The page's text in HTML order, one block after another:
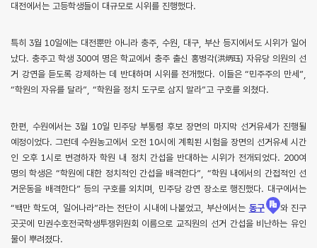
대전에서는 고등학생들이 대규모로 시위를 진행했다.
특히 3월 10일에는 대전뿐만 아니라 충주, 수원, 대구, 부산 등지에서도 시위가 일어
났다. 충주고 학생 300여 명은 학교에서 충주 출신 홍병각(洪炳珏) 자유당 의원의 선
거 강연을 듣도록 강제하는 데 반대하며 시위를 전개했다. 이들은 “민주주의 만세”,
“학원의 자유를 달라”, “학원을 정치 도구로 삼지 말라”고 구호를 외쳤다.
한편, 수원에서는 3월 10일 민주당 부통령 후보 장면의 마지막 선거유세가 진행될
예정이었다. 그런데 수원농고에서 오전 10시에 계획된 시험을 장면의 선거유세 시간
인 오후 1시로 변경하자 학원 내 정치 간섭을 반대하는 시위가 전개되었다. 200여
명의 학생은 “학원에 대한 정치적인 간섭을 배격한다”, “학원 내에서의 간접적인 선
거운동을 배격한다” 등의 구호를 외치며, 민주당 강연 장소로 행진했다. 대구에서는
“백만 학도여, 일어나라”라는 전단이 시내에 나붙었고, 부산에서는 동구
와 진구
곳곳에 민권수호전국학생투쟁위원회 이름으로 교직원의 선거 간섭을 비난하는 유인
물이 뿌려졌다.